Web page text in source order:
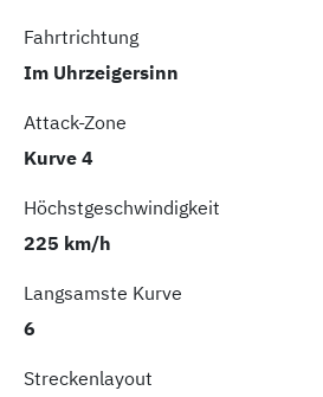
Fahrtrichtung
Im Uhrzeigersinn
Attack-Zone
Kurve 4
Höchstgeschwindigkeit
225 km/h
Langsamste Kurve
6
Streckenlayout